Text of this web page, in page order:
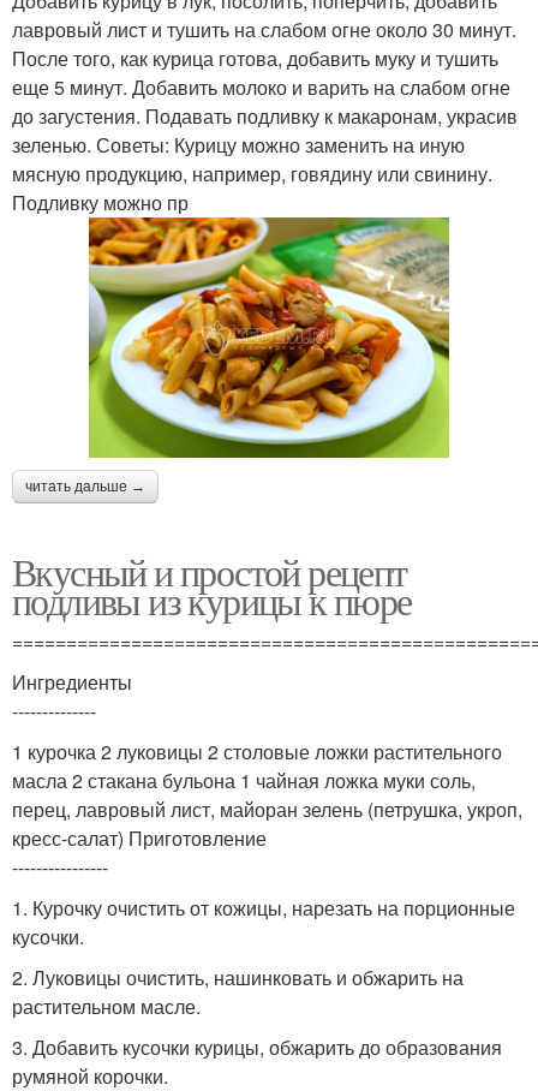
лавровый лист и тушить на слабом огне около 30 минут.
После того, как курица готова, добавить муку и тушить
еще 5 минут. Добавить молоко и варить на слабом огне
до загустения. Подавать подливку к макаронам, украсив
зеленью. Советы: Курицу можно заменить на иную
мясную продукцию, например, говядину или свинину.
Подливку можно пр
читать дальше →
Вкусный и простой рецепт
подливы из курицы к пюре
Ингредиенты
--------------
1 курочка 2 луковицы 2 столовые ложки растительного
масла 2 стакана бульона 1 чайная ложка муки соль,
перец, лавровый лист, майоран зелень (петрушка, укроп,
кресс-салат) Приготовление
----------------
1. Курочку очистить от кожицы, нарезать на порционные
кусочки.
2. Луковицы очистить, нашинковать и обжарить на
растительном масле.
3. Добавить кусочки курицы, обжарить до образования
румяной корочки.